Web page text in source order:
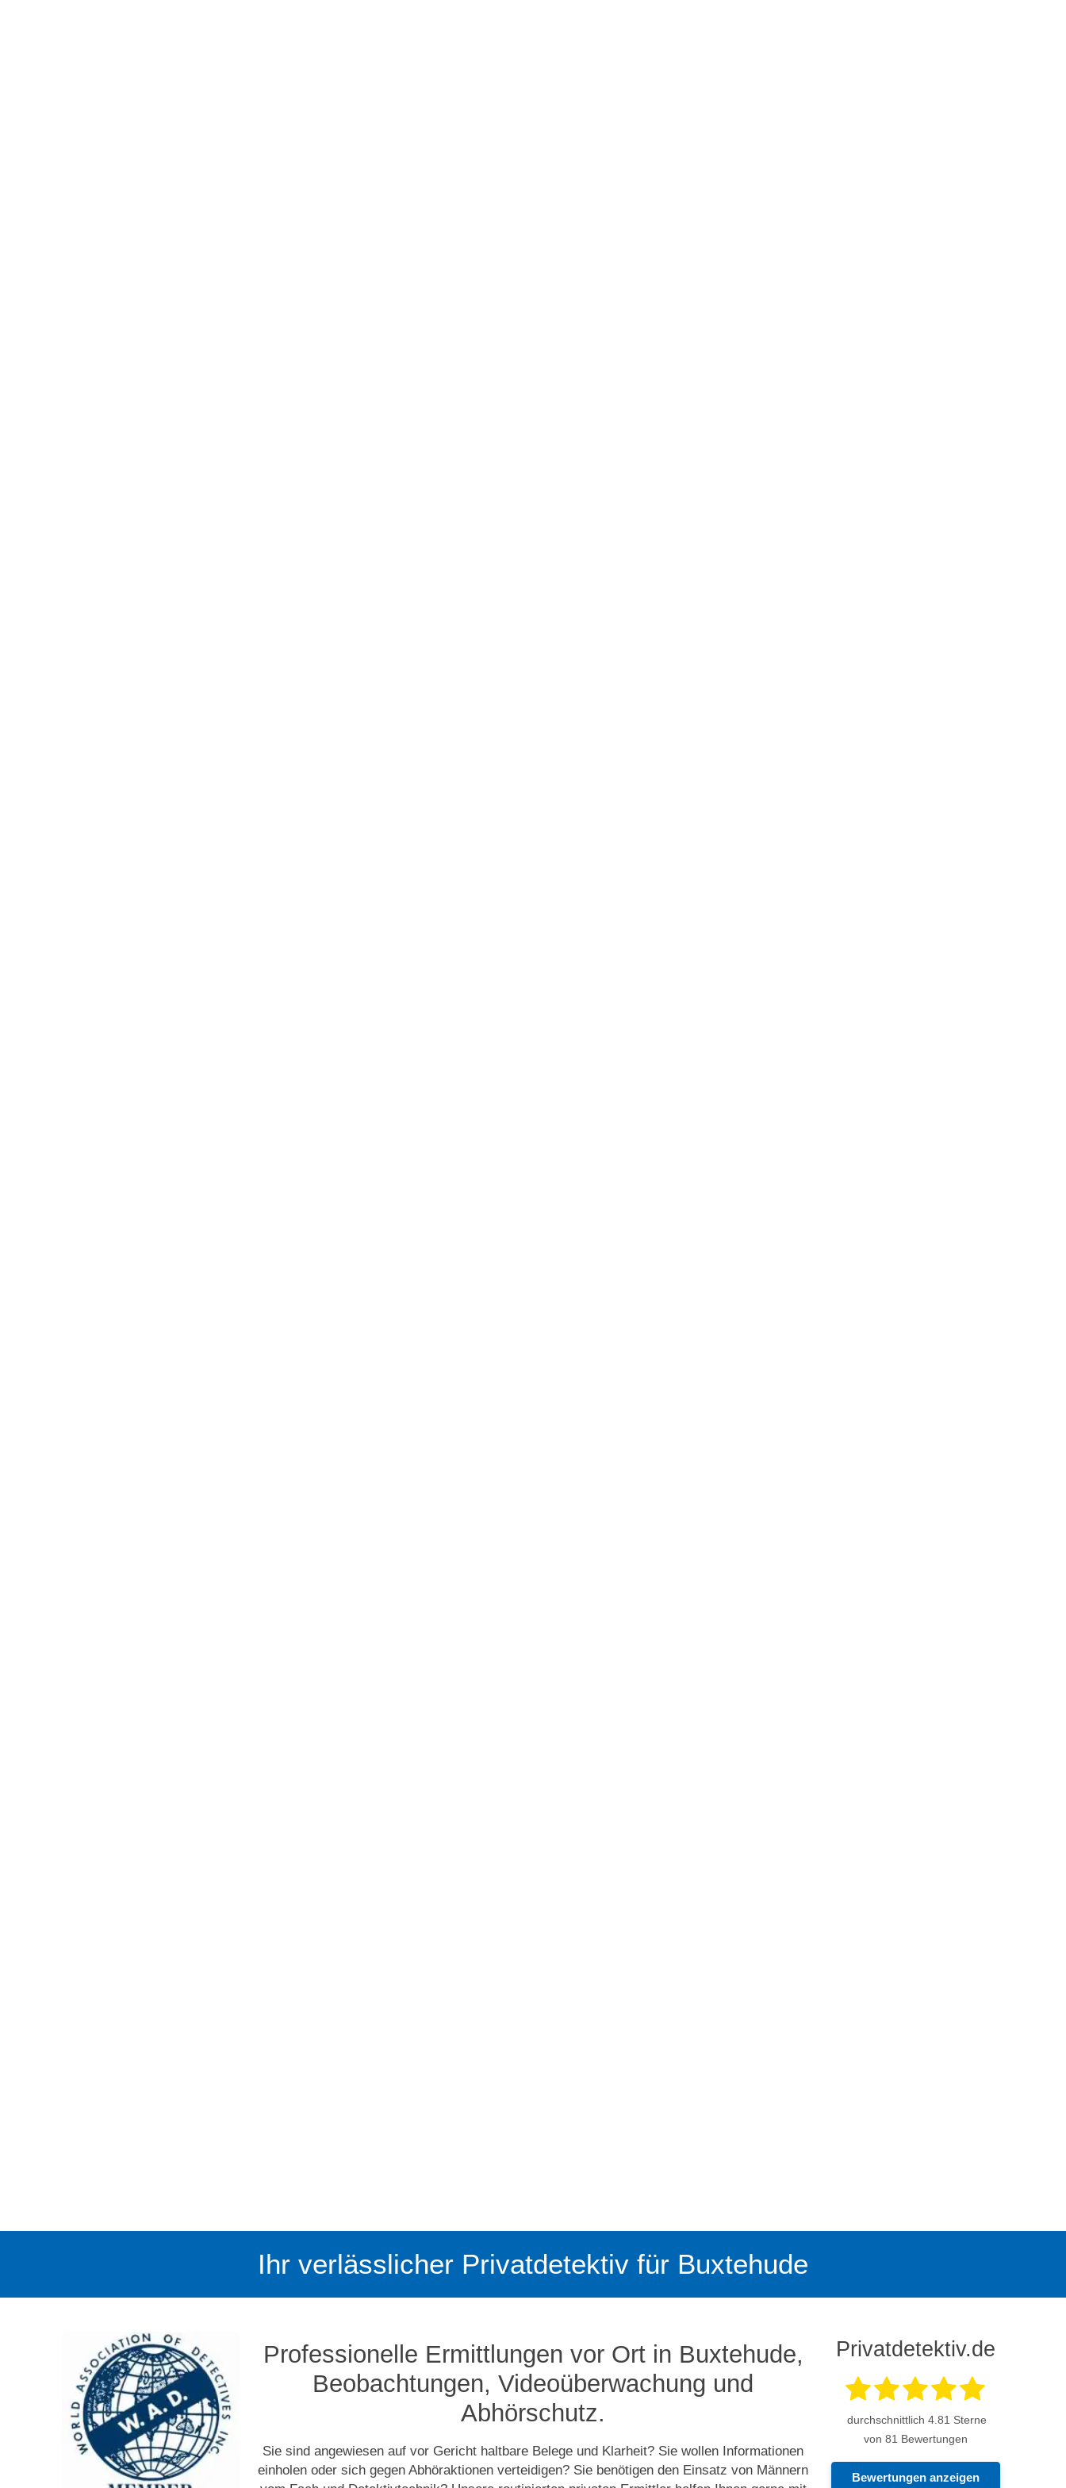
Ihr verlässlicher Privatdetektiv für Buxtehude
Professionelle Ermittlungen vor Ort in Buxtehude,
Beobachtungen, Video­­überwachung und
Abhörschutz.
Sie sind angewiesen auf vor Gericht haltbare Belege und Klarheit? Sie wollen Informationen
einholen oder sich gegen Abhöraktionen verteidigen? Sie benötigen den Einsatz von Männern
Privatdetektiv.de
durchschnittlich4.81 Sterne
von 81 Bewertungen
Bewertungen anzeigen